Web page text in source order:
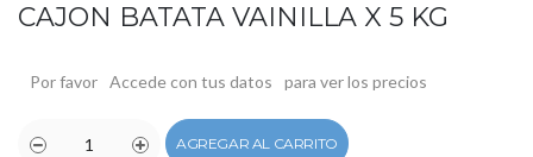
CAJON BATATA VAINILLA X 5 KG
Por favor Accede con tus datos para ver los precios
AGREGAR AL CARRITO